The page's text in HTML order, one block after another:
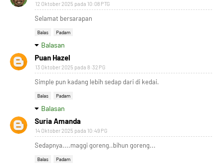
12 Oktober 2025 pada 10:08 PTG
Selamat bersarapan
Balas Padam
Balasan
Puan Hazel
13 Oktober 2025 pada 8:32 PG
Simple pun kadang lebih sedap dari di kedai.
Balas Padam
Balasan
Suria Amanda
14 Oktober 2025 pada 10:49 PG
Sedapnya....maggi goreng..bihun goreng...
Balas Padam